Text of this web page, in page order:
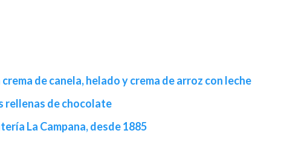
de canela, helado y crema de arroz con leche
rellenas de chocolate
La Campana, desde 1885